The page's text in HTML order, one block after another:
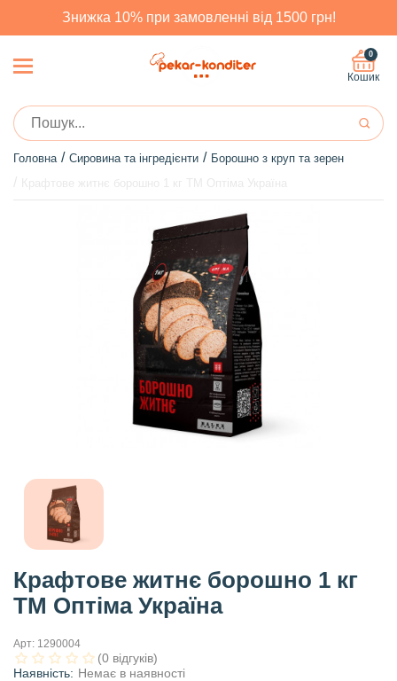
Знижка 10% при замовленні від 1500 грн!
0
Кошик
Головна Сировина та інгредієнти
Борошно з круп та зерен
Крафтове житнє борошно 1 кг
ТМ Оптіма Україна
Арт: 1290004
(0 відгуків)
Наявність: Немає в наявності